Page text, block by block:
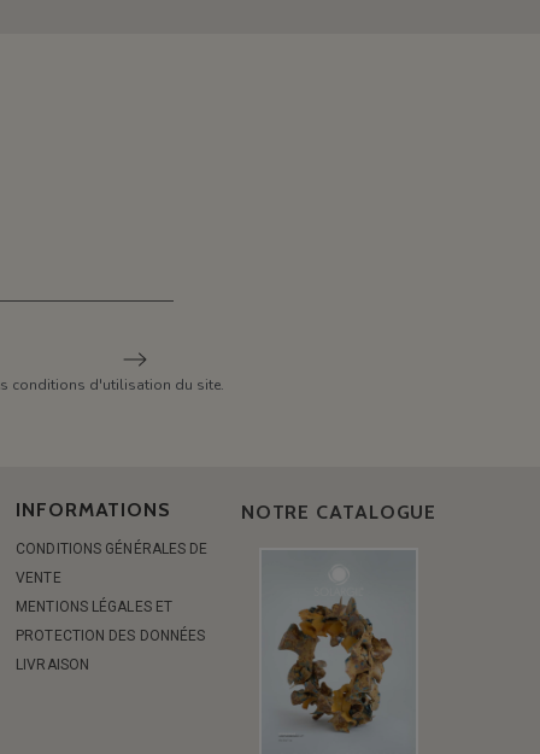
conditions d'utilisation du site.
INFORMATIONS
CONDITIONS GÉNÉRALES DE
VENTE
MENTIONS LÉGALES ET
PROTECTION DES DONNÉES
LIVRAISON
NOTRE CATALOGUE